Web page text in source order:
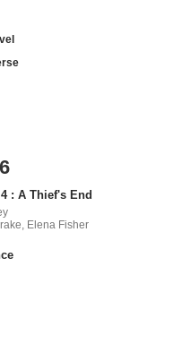
: A Thief's End
Elena Fisher